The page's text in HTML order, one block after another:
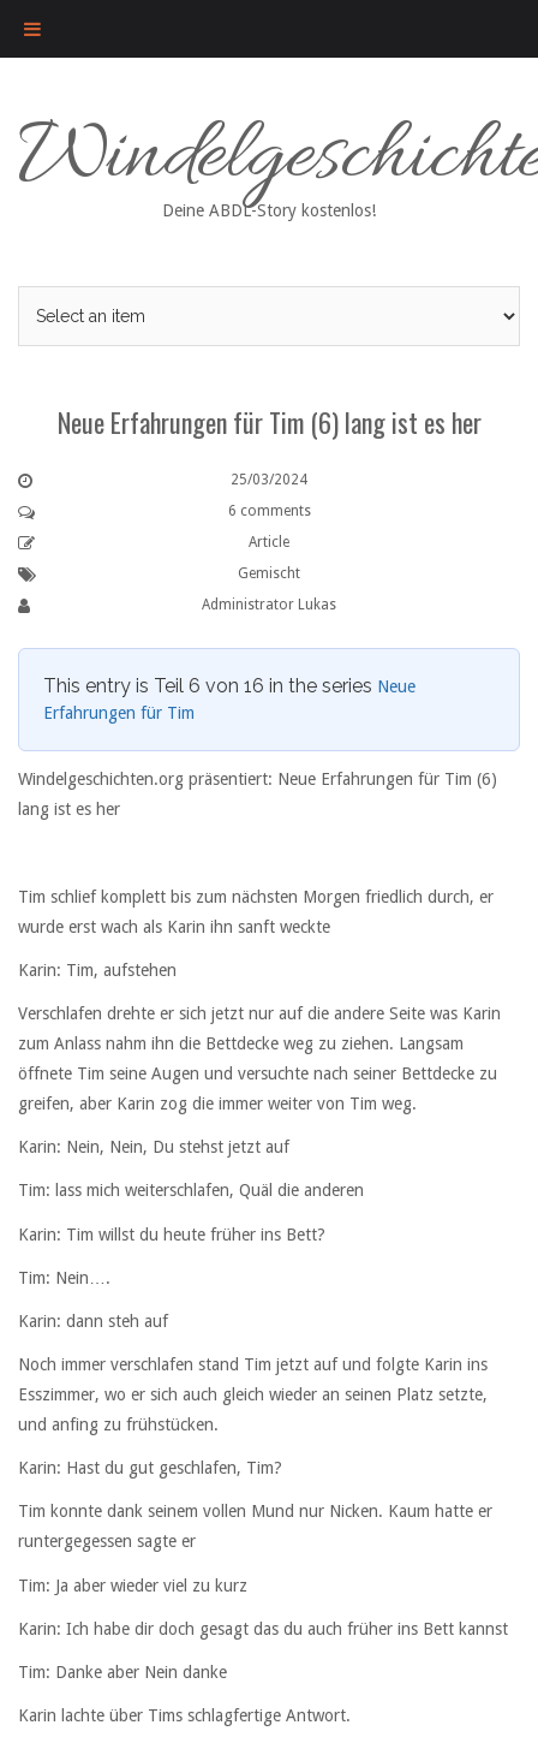
content
Deine ABDL-Story kostenlos!
Neue Erfahrungen für Tim (6) lang ist es her
25/03/2024
6 comments
Article
Gemischt
Administrator Lukas
This entry is Teil 6 von 16 in the series Neue
Erfahrungen für Tim
Windelgeschichten.org präsentiert: Neue Erfahrungen für Tim (6)
lang ist es her
Tim schlief komplett bis zum nächsten Morgen friedlich durch, er
wurde erst wach als Karin ihn sanft weckte
Karin: Tim, aufstehen
Verschlafen drehte er sich jetzt nur auf die andere Seite was Karin
zum Anlass nahm ihn die Bettdecke weg zu ziehen. Langsam
öffnete Tim seine Augen und versuchte nach seiner Bettdecke zu
greifen, aber Karin zog die immer weiter von Tim weg.
Karin: Nein, Nein, Du stehst jetzt auf
Tim: lass mich weiterschlafen, Quäl die anderen
Karin: Tim willst du heute früher ins Bett?
Tim: Nein….
Karin: dann steh auf
Noch immer verschlafen stand Tim jetzt auf und folgte Karin ins
Esszimmer, wo er sich auch gleich wieder an seinen Platz setzte,
und anfing zu frühstücken.
Karin: Hast du gut geschlafen, Tim?
Tim konnte dank seinem vollen Mund nur Nicken. Kaum hatte er
runtergegessen sagte er
Tim: Ja aber wieder viel zu kurz
Karin: Ich habe dir doch gesagt das du auch früher ins Bett kannst
Tim: Danke aber Nein danke
Karin lachte über Tims schlagfertige Antwort.